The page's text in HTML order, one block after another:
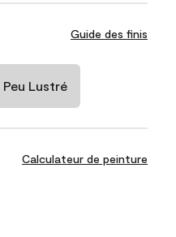
Guide des finis
Peu Lustré
Calculateur de peinture